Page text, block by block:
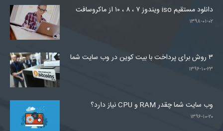
دانلود مستقیم iso ویندوز ۷ ، ۸ ، ۱۰ از ماکروسافت
۱۳۹۸-۰۱-۰۲
۳ روش برای پرداخت با بیت کوین در وب سایت شما
۱۳۹۶-۱۰-۲۳
وب سایت شما چقدر RAM و CPU نیاز دارد؟
۱۳۹۶-۱۰-۲۰